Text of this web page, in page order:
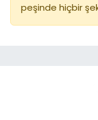
peşinde hiçbir